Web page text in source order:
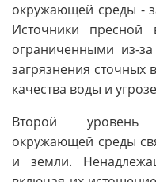
окружающей среды -
Источники пресной
ограниченными из-
загрязнения сточных
качества воды и
Второй уровень
окружающей среды
и земли.